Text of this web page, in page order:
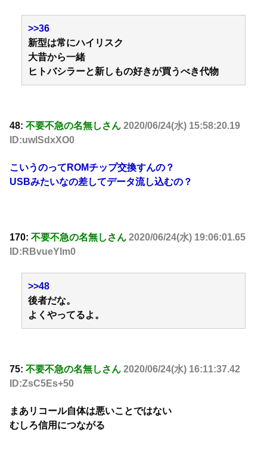
>>36
新型は常にハイリスク
大昔から一緒
ヒトバシラーと新しもの好きが買うべき代物
48: 不要不急の名無しさん 2020/06/24(水) 15:58:20.19
ID:uwlSdxXO0
こいうのってROMチップ交換すんの？
USBみたいなの差してデータ流し込むの？
170: 不要不急の名無しさん 2020/06/24(水) 19:06:01.65
ID:RBvueYlm0
>>48
後者だな。
よくやってるよ。
75: 不要不急の名無しさん 2020/06/24(水) 16:11:37.42
ID:ZsC5Es+50
まあリコール自体は悪いことではない
むしろ信用につながる